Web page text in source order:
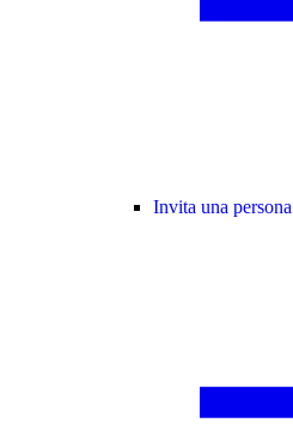
Invita una persona